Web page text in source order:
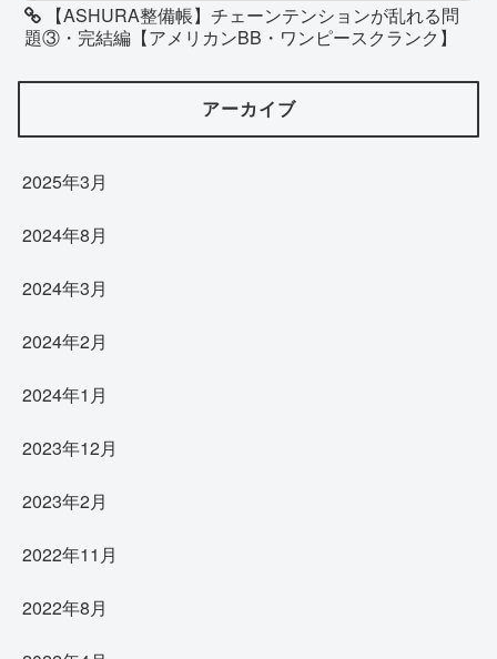
【ASHURA整備帳】チェーンテンションが乱れる問
題③・完結編【アメリカンBB・ワンピースクランク】
アーカイブ
2025年3月
2024年8月
2024年3月
2024年2月
2024年1月
2023年12月
2023年2月
2022年11月
2022年8月